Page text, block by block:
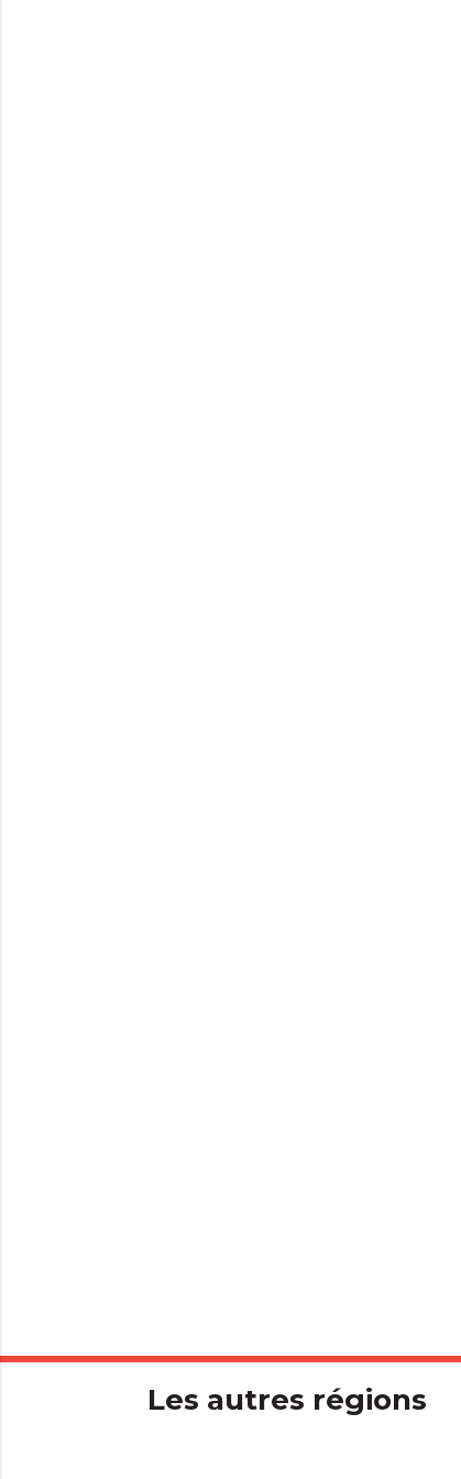
Les autres régions